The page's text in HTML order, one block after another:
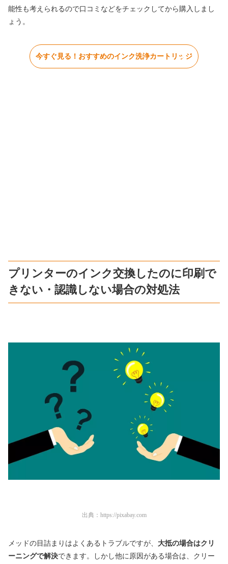
能性も考えられるので口コミなどをチェックしてから購入しまし
ょう。
今すぐ見る！おすすめのインク洗浄カートリッジ
プリンターのインク交換したのに印刷で
きない・認識しない場合の対処法
出典： https://pixabay.com
メッドの目詰まりはよくあるトラブルですが、 大抵の場合はクリ
ーニングで解決できます。しかし他に原因がある場合は、クリー